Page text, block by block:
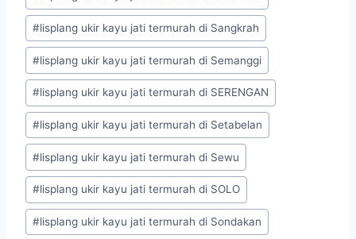
#lisplang ukir kayu jati termurah di Sangkrah
#lisplang ukir kayu jati termurah di Semanggi
#lisplang ukir kayu jati termurah di SERENGAN
#lisplang ukir kayu jati termurah di Setabelan
#lisplang ukir kayu jati termurah di Sewu
#lisplang ukir kayu jati termurah di SOLO
#lisplang ukir kayu jati termurah di Sondakan